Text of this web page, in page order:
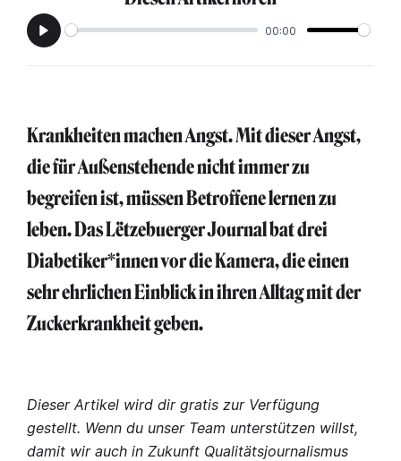
Play
00:00
Krankheiten machen Angst. Mit dieser Angst,
die für Außenstehende nicht immer zu
begreifen ist, müssen Betroffene lernen zu
leben. Das Lëtzebuerger Journal bat drei
Diabetiker*innen vor die Kamera, die einen
sehr ehrlichen Einblick in ihren Alltag mit der
Zuckerkrankheit geben.
Dieser Artikel wird dir gratis zur Verfügung
gestellt. Wenn du unser Team unterstützen willst,
damit wir auch in Zukunft Qualitätsjournalismus